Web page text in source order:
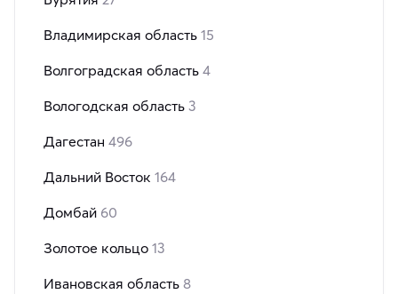
Владимирская область 15
Волгоградская область 4
Вологодская область 3
Дагестан 496
Дальний Восток 164
Домбай 60
Золотое кольцо 13
Ивановская область 8